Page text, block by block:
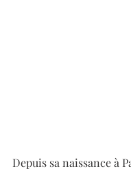
Depuis sa naissance à